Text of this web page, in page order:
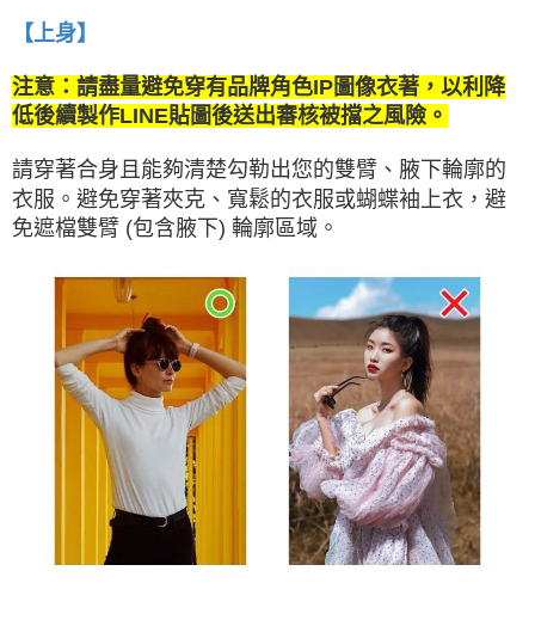
【上身】
注意：請盡量避免穿有品牌角色IP圖像衣著，以利降
低後續製作LINE貼圖後送出審核被擋之風險。
請穿著合身且能夠清楚勾勒出您的雙臂、腋下輪廓的
衣服。避免穿著夾克、寬鬆的衣服或蝴蝶袖上衣，避
免遮檔雙臂 (包含腋下) 輪廓區域。